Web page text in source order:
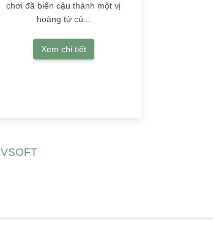
chơi đã biến cậu thành một vị
hoàng tử củ...
Xem chi tiết
VSOFT